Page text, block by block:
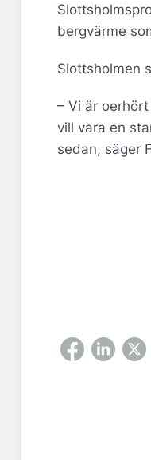
bergvärme
Slottsholmen
– Vi är
vill vara en
sedan, säger